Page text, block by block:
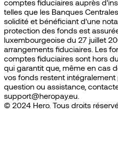
comptes fiduciaires auprès
telles que les Banques
solidité et bénéficiant d'une
protection des fonds est
luxembourgeoise du 27 juillet
arrangements fiduciaires. Les
comptes fiduciaires sont hors
qui garantit que, même en cas
vos fonds restent
question ou assistance,
support@heropay.eu.
© 2024 Hero. Tous droits